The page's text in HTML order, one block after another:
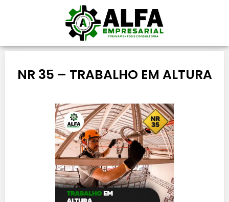
NR 35 – TRABALHO EM ALTURA